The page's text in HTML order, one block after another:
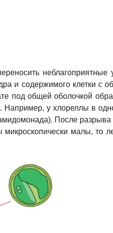
неблагоприятные
и содержимого клетки с
под общей оболочкой
у хлореллы в
После разрыва
малы, то